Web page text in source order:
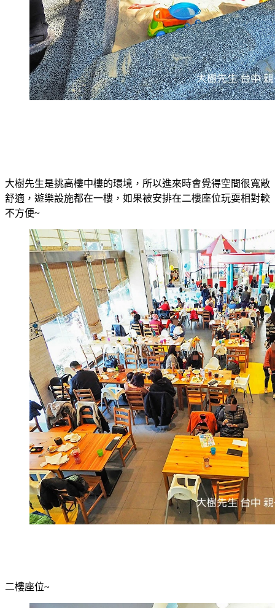
大樹先生是挑高樓中樓的環境，所以進來時會覺得空間很寬敞
舒適，遊樂設施都在一樓，如果被安排在二樓座位玩耍相對較
不方便~
二樓座位~